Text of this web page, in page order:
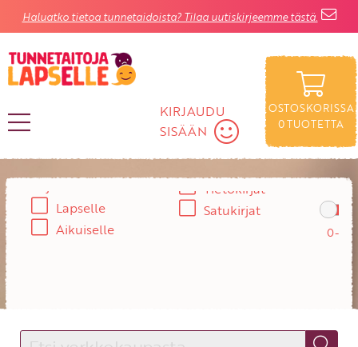
Haluatko tietoa tunnetaidoista? Tilaa uutiskirjeemme tästä.
KIRJAUDU
SISÄÄN
OSTOSKORISSA
0TUOTETTA
Käyttäjätunnus
Rajaa
Lapselle
Aikuiselle
Tietokirjat
Satukirjat